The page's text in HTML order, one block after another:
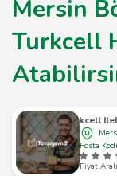
Mersin
Turkcell
Turkcell
Posta
Fiyat